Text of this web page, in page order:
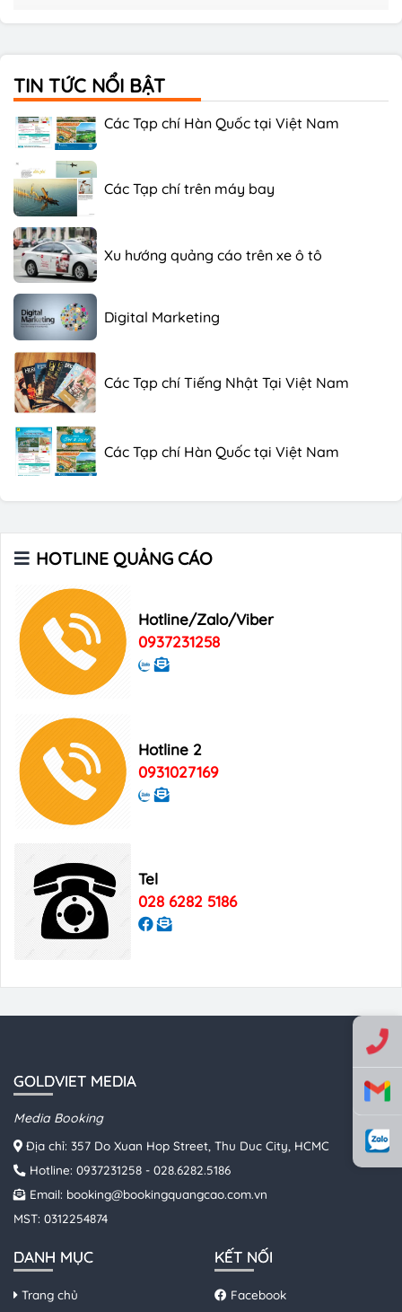
TIN TỨC NỔI BẬT
Các Tạp chí Hàn Quốc tại Việt Nam
Các Tạp chí trên máy bay
Xu hướng quảng cáo trên xe ô tô
Digital Marketing
Các Tạp chí Tiếng Nhật Tại Việt Nam
Các Tạp chí Hàn Quốc tại Việt Nam
Digital Marketing
HOTLINE QUẢNG CÁO
Hotline/Zalo/Viber
0937231258
Hotline 2
0931027169
Tel
028 6282 5186
GOLDVIET MEDIA
Media Booking
Địa chỉ: 357 Do Xuan Hop Street, Thu Duc City, HCMC
Hotline: 0937231258 - 028.6282.5186
Email: booking@bookingquangcao.com.vn
MST: 0312254874
DANH MỤC
Trang chủ
KẾT NỐI
Facebook